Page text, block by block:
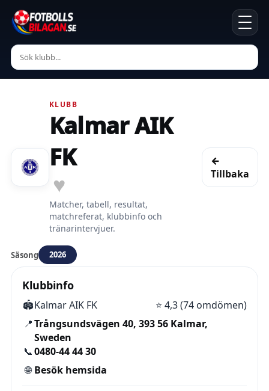
KLUBB
Kalmar AIK
FK
♥
Matcher, tabell, resultat,
matchreferat, klubbinfo och
tränarintervjuer.
←
Tillbaka
Säsong 2026
Klubbinfo
🏟️Kalmar AIK FK ⭐ 4,3 (74 omdömen)
📍Trångsundsvägen 40, 393 56 Kalmar,
Sweden
📞0480-44 44 30
🌐 Besök hemsida